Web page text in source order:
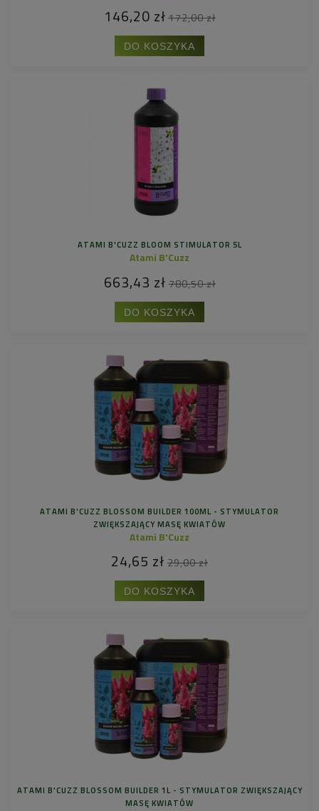
146,20 zł 172,00 zł
DO KOSZYKA
ATAMI B'CUZZ BLOOM STIMULATOR 5L
Atami B'Cuzz
663,43 zł 780,50 zł
DO KOSZYKA
ATAMI B'CUZZ BLOSSOM BUILDER 100ML - STYMULATOR
ZWIĘKSZAJĄCY MASĘ KWIATÓW
Atami B'Cuzz
24,65 zł 29,00 zł
DO KOSZYKA
ATAMI B'CUZZ BLOSSOM BUILDER 1L - STYMULATOR ZWIĘKSZAJĄCY
MASĘ KWIATÓW